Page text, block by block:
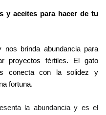
y aceites para hacer de tu
brinda abundancia para
proyectos fértiles. El gato
conecta con la solidez y
fortuna.
la abundancia y es el